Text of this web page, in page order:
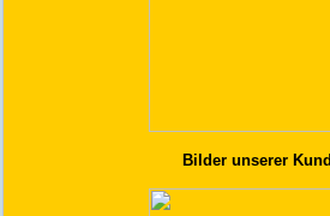
Bilder unserer